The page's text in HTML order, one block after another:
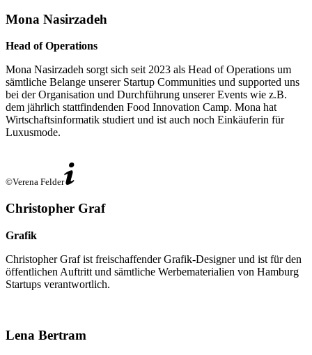
Mona Nasirzadeh
Head of Operations
Mona Nasirzadeh sorgt sich seit 2023 als Head of Operations um
sämtliche Belange unserer Startup Communities und supported uns
bei der Organisation und Durchführung unserer Events wie z.B.
dem jährlich stattfindenden Food Innovation Camp. Mona hat
Wirtschaftsinformatik studiert und ist auch noch Einkäuferin für
Luxusmode.
©Verena Felder
Christopher Graf
Grafik
Christopher Graf ist freischaffender Grafik-Designer und ist für den
öffentlichen Auftritt und sämtliche Werbematerialien von Hamburg
Startups verantwortlich.
Lena Bertram